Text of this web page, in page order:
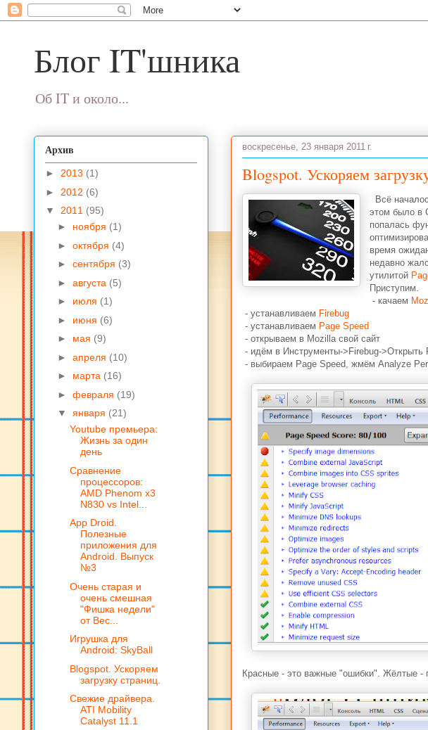
Блог IT'шника
Об IT и около...
воскресенье, 23 января 2011 г.
Blogspot. Ускоряем
Всё
этом было в
попалась
время
недавно
утилитой
Приступим.
- качаем
- устанавливаем Firebug
- устанавливаем Page Speed
- открываем в Mozilla свой сайт
- идём в Инструменты->Firebug->Открыть
- выбираем Page Speed, жмём Analyze
Красные - это важные "ошибки". Жёлтые -
Архив
► 2013 (1)
► 2012 (6)
▼ 2011 (95)
► ноября (1)
► октября (4)
► сентября (3)
► августа (5)
► июля (1)
► июня (6)
► мая (9)
► апреля (10)
► марта (16)
► февраля (19)
▼ января (21)
Youtube премьера:
Жизнь за один
день
Сравнение
процессоров:
AMD Phenom x3
N830 vs Intel...
App Droid.
Полезные
приложения для
Android. Выпуск
№3
Очень старая и
очень смешная
"Фишка недели"
от Вес...
Игрушка для
Android: SkyBall
Blogspot. Ускоряем
загрузку страниц.
Cвежие драйвера.
ATI Mobility
Catalyst 11.1